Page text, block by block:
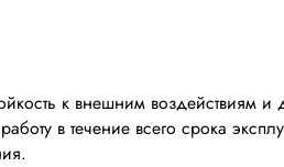
к внешним воздействиям
в течение всего срока